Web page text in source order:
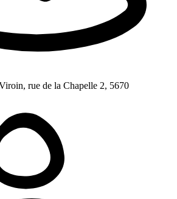
rue de la Chapelle 2, 5670